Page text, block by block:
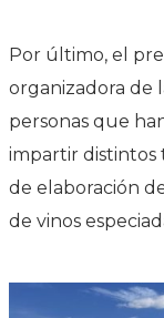
Por último, el
organizadora de
personas que
impartir distintos
de elaboración
de vinos